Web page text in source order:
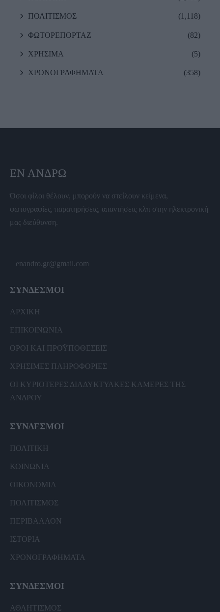
ΠΟΛΙΤΙΣΜΟΣ (1,118)
ΦΩΤΟΡΕΠΟΡΤΑΖ (82)
ΧΡΗΣΙΜΑ (5)
ΧΡΟΝΟΓΡΑΦΗΜΑΤΑ (358)
ΕΝ ΆΝΔΡΩ
Όσοι φίλοι θέλουν, μπορούν να στείλουν κείμενα,
φωτογραφίες, παρατηρήσεις, απαντήσεις κλπ στην ηλεκτρονική
μας διεύθυνση.
enandro.gr@gmail.com
ΣΥΝΔΕΣΜΟΙ
ΑΡΧΙΚΗ
ΕΠΙΚΟΙΝΩΝΙΑ
ΟΡΟΙ ΚΑΙ ΠΡΟΫΠΟΘΕΣΕΙΣ
ΧΡΗΣΙΜΕΣ ΠΛΗΡΟΦΟΡΙΕΣ
ΟΙ ΚΥΡΙΟΤΕΡΕΣ ΔΙΑΔΥΚΤΥΑΚΕΣ ΚΑΜΕΡΕΣ ΤΗΣ
ΑΝΔΡΟΥ
ΣΥΝΔΕΣΜΟΙ
ΠΟΛΙΤΙΚΗ
ΚΟΙΝΩΝΙΑ
ΟΙΚΟΝΟΜΙΑ
ΠΟΛΙΤΙΣΜΟΣ
ΠΕΡΙΒΑΛΛΟΝ
ΙΣΤΟΡΙΑ
ΧΡΟΝΟΓΡΑΦΗΜΑΤΑ
ΣΥΝΔΕΣΜΟΙ
ΑΘΛΗΤΙΣΜΟΣ